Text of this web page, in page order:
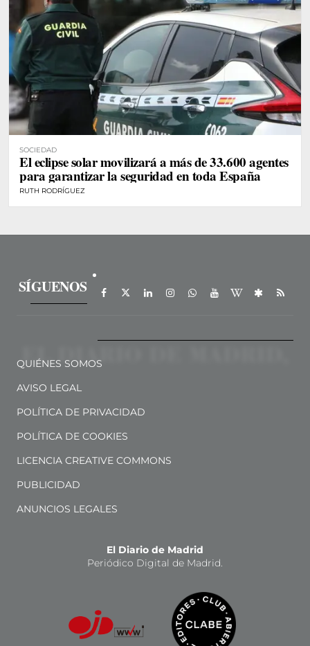
SOCIEDAD
El eclipse solar movilizará a más de 33.600 agentes
para garantizar la seguridad en toda España
RUTH RODRÍGUEZ
SÍGUENOS
QUIÉNES SOMOS
AVISO LEGAL
POLÍTICA DE PRIVACIDAD
POLÍTICA DE COOKIES
LICENCIA CREATIVE COMMONS
PUBLICIDAD
ANUNCIOS LEGALES
El Diario de Madrid
Periódico Digital de Madrid.